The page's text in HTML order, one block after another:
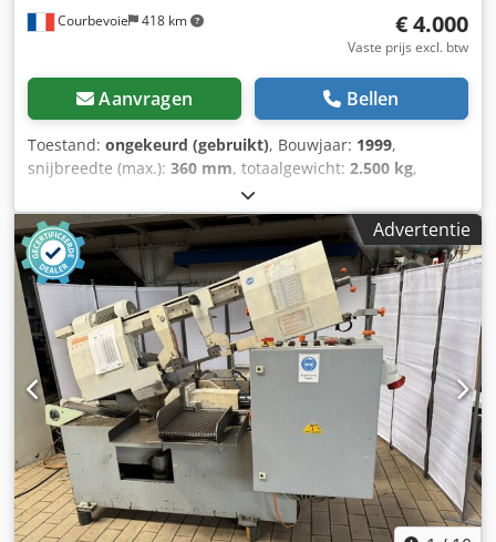
Courbevoie 418 km € 4.000
Vaste prijs excl. btw
Aanvragen Bellen
Toestand: ongekeurd (gebruikt), Bouwjaar: 1999,
snijbreedte (max.): 360 mm, totaalgewicht: 2.500 kg,
Maximale zaagcapaciteit diameter: 360 mm. Rollenbanen.
Spaanafzuiger. Gewicht: 2500 kg. Dwedpfx Anozbrnbjisa
Advertentie